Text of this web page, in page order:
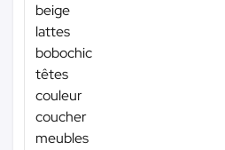
beige
lattes
bobochic
têtes
couleur
coucher
meubles